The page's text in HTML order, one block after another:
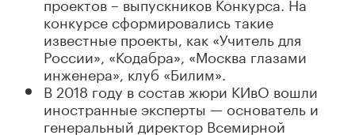
конкурсе сформировались такие
известные проекты, как «Учитель для
России», «Кодабра», «Москва глазами
инженера», клуб «Билим».
В 2018 году в состав жюри КИвО вошли
иностранные эксперты — основатель и
генеральный директор Всемирной